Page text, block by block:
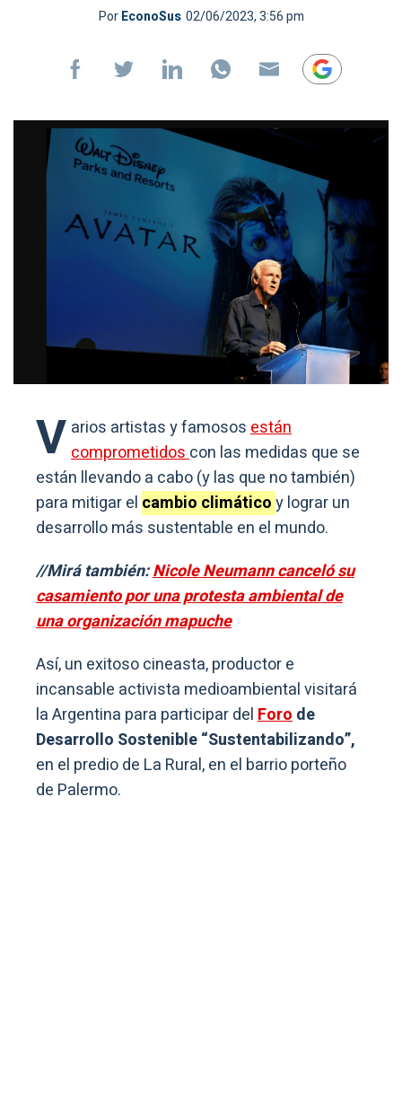
PorEconoSus 02/06/2023, 3:56 pm
V arios artistas y famososestán
comprometidoscon las medidas que se
están llevando a cabo (y las que no también)
para mitigar el cambio climáticoy lograr un
desarrollo más sustentable en el mundo.
//Mirá también:Nicole Neumann canceló su
casamiento por una protesta ambiental de
una organización mapuche
Así, un exitoso cineasta, productor e
incansable activista medioambiental visitará
la Argentina para participar delForode
Desarrollo Sostenible “Sustentabilizando”,
en el predio de La Rural, en el barrio porteño
de Palermo.